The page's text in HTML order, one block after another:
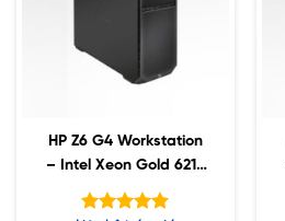
HP Z6 G4 Workstation
– Intel Xeon Gold 6218
/ 128GB ECC / 2TB SSD
/ 8TB SATA / Nvidia